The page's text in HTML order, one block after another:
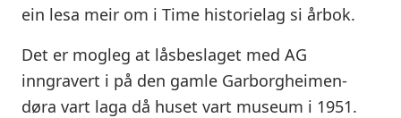
ein lesa meir om i Time historielag si årbok.
Det er mogleg at låsbeslaget med AG
inngravert i på den gamle Garborgheimen-
døra vart laga då huset vart museum i 1951.